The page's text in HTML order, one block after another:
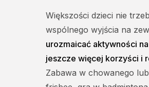
Większości dzieci nie
wspólnego wyjścia na
urozmaicać aktywności
jeszcze więcej korzyści i
Zabawa w chowanego